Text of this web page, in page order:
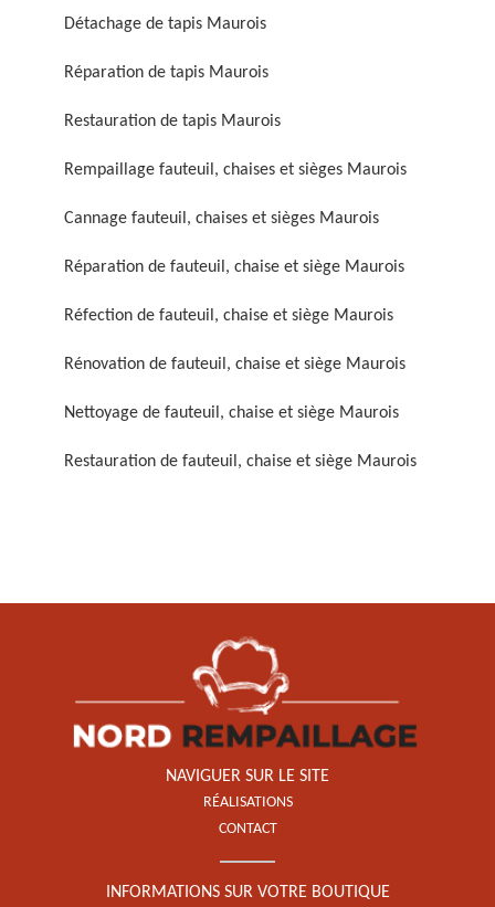
chaise et siège 59
Rénovation de fauteuil,
Nettoyage de fauteuil,
Détachage de tapis Maurois
Réparation de tapis Maurois
Restauration de tapis Maurois
Rempaillage fauteuil, chaises et sièges Maurois
Cannage fauteuil, chaises et sièges Maurois
Réparation de fauteuil, chaise et siège Maurois
Réfection de fauteuil, chaise et siège Maurois
Rénovation de fauteuil, chaise et siège Maurois
Nettoyage de fauteuil, chaise et siège Maurois
Restauration de fauteuil, chaise et siège Maurois
NAVIGUER SUR LE SITE
RÉALISATIONS
CONTACT
INFORMATIONS SUR VOTRE BOUTIQUE